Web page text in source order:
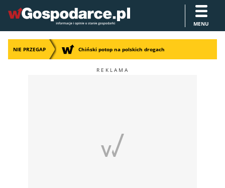
MENU
NIE PRZEGAP Chiński potop na polskich drogach